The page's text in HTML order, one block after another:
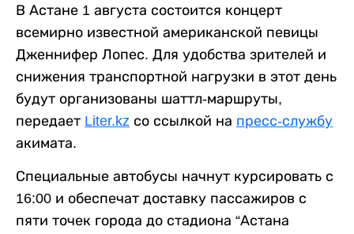
В Астане 1 августа состоится концерт
всемирно известной американской певицы
Дженнифер Лопес. Для удобства зрителей и
снижения транспортной нагрузки в этот день
будут организованы шаттл-маршруты,
передает Liter.kz со ссылкой на пресс-службу
акимата.
Специальные автобусы начнут курсировать с
16:00 и обеспечат доставку пассажиров с
пяти точек города до стадиона “Астана